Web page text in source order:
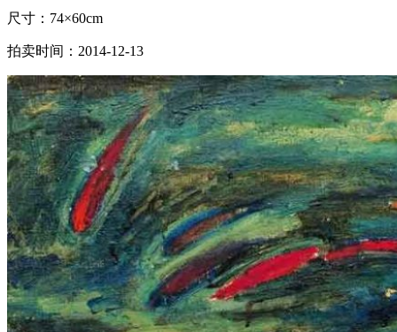
尺寸：74×60cm
拍卖时间：2014-12-13